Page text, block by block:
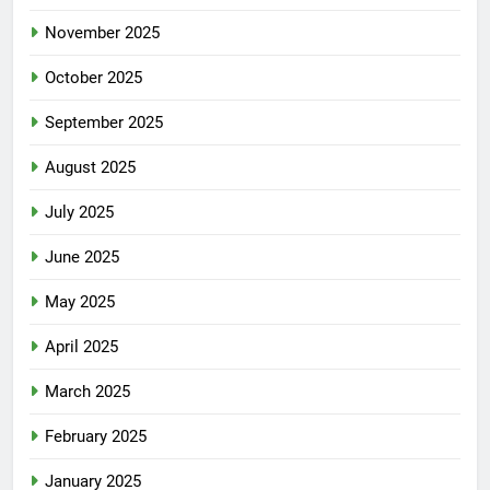
November 2025
October 2025
September 2025
August 2025
July 2025
June 2025
May 2025
April 2025
March 2025
February 2025
January 2025